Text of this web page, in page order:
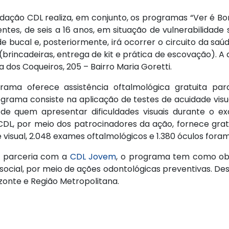
CDL realiza, em conjunto, os programas “Ver é
de seis a 16 anos, em situação de
e, posteriormente, irá ocorrer o circuito da
entrega de kit e prática de escovação). A
Coqueiros, 205 – Bairro Maria Goretti.
oferece assistência oftalmológica gratuita
consiste na aplicação de testes de acuidade
quem apresentar dificuldades visuais durante o
por meio dos patrocinadores da ação, fornece
2.048 exames oftalmológicos e 1.380 óculos
parceria com a CDL Jovem, o programa tem como
por meio de ações odontológicas preventivas.
e Região Metropolitana.